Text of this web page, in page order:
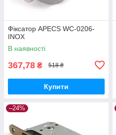
Фіксатор APECS WC-0206-
INOX
В наявності
367,78 ₴ 518 ₴
Купити
–24%